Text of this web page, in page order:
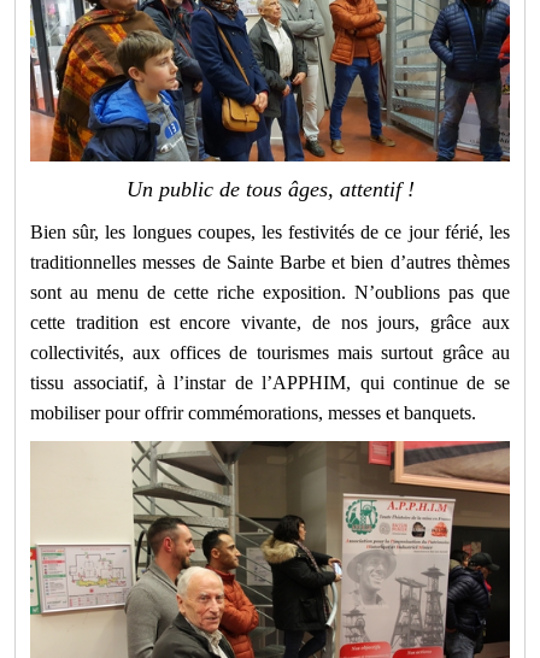
Un public de tous âges, attentif !
Bien sûr, les longues coupes, les festivités de ce jour férié, les
traditionnelles messes de Sainte Barbe et bien d’autres thèmes
sont au menu de cette riche exposition. N’oublions pas que
cette tradition est encore vivante, de nos jours, grâce aux
collectivités, aux offices de tourismes mais surtout grâce au
tissu associatif, à l’instar de l’APPHIM, qui continue de se
mobiliser pour offrir commémorations, messes et banquets.